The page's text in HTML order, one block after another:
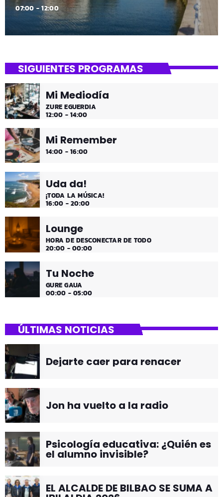
07:00 - 12:00
SIGUIENTES PROGRAMAS
Mi Mediodía
ZURE EGUERDIA
12:00 - 14:00
Mi Remember
14:00 - 16:00
Uda da!
¡TODA LA MÚSICA!
16:00 - 20:00
Lounge
HORA DE DESCONECTAR DE TODO
20:00 - 00:00
Tu Noche
GURE GAUA
00:00 - 05:00
ÚLTIMAS NOTICIAS
Dejarte caer para renacer
Jon ha vuelto a la radio
Psicología educativa: ¿Quién es
el alumno invisible?
EL ALCALDE DE BILBAO SE SUMA A